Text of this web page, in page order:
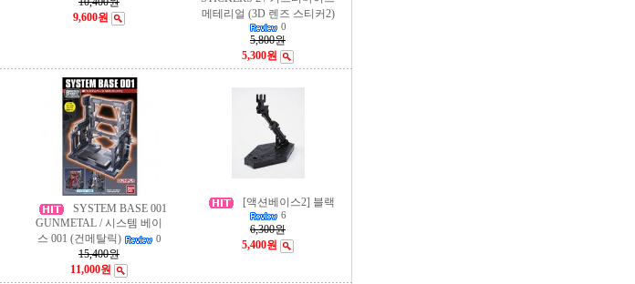
9,600원
메테리얼 (3D 렌즈 스티커2)
0
5,800원
5,300원
SYSTEM BASE 001
GUNMETAL / 시스템 베이
스 001 (건메탈릭)
0
15,400원
11,000원
[액션베이스2] 블랙
6
6,300원
5,400원